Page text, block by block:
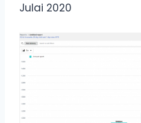
Julai 2020